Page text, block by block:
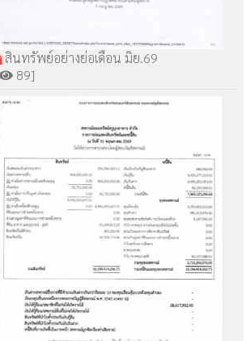
สินทรัพย์อย่างย่อเดือน มิย.69
89]